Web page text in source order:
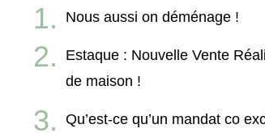
Nous aussi on déménage !
Estaque : Nouvelle Vente
de maison !
Qu’est-ce qu’un mandat co